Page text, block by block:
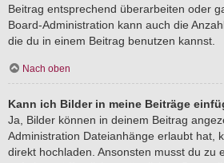
Beitrag entsprechend überarbeiten oder
Board-Administration kann auch die
die du in einem Beitrag benutzen kannst.
Nach oben
Kann ich Bilder in meine Beiträge
Ja, Bilder können in deinem Beitrag
Administration Dateianhänge erlaubt hat,
direkt hochladen. Ansonsten musst du zu